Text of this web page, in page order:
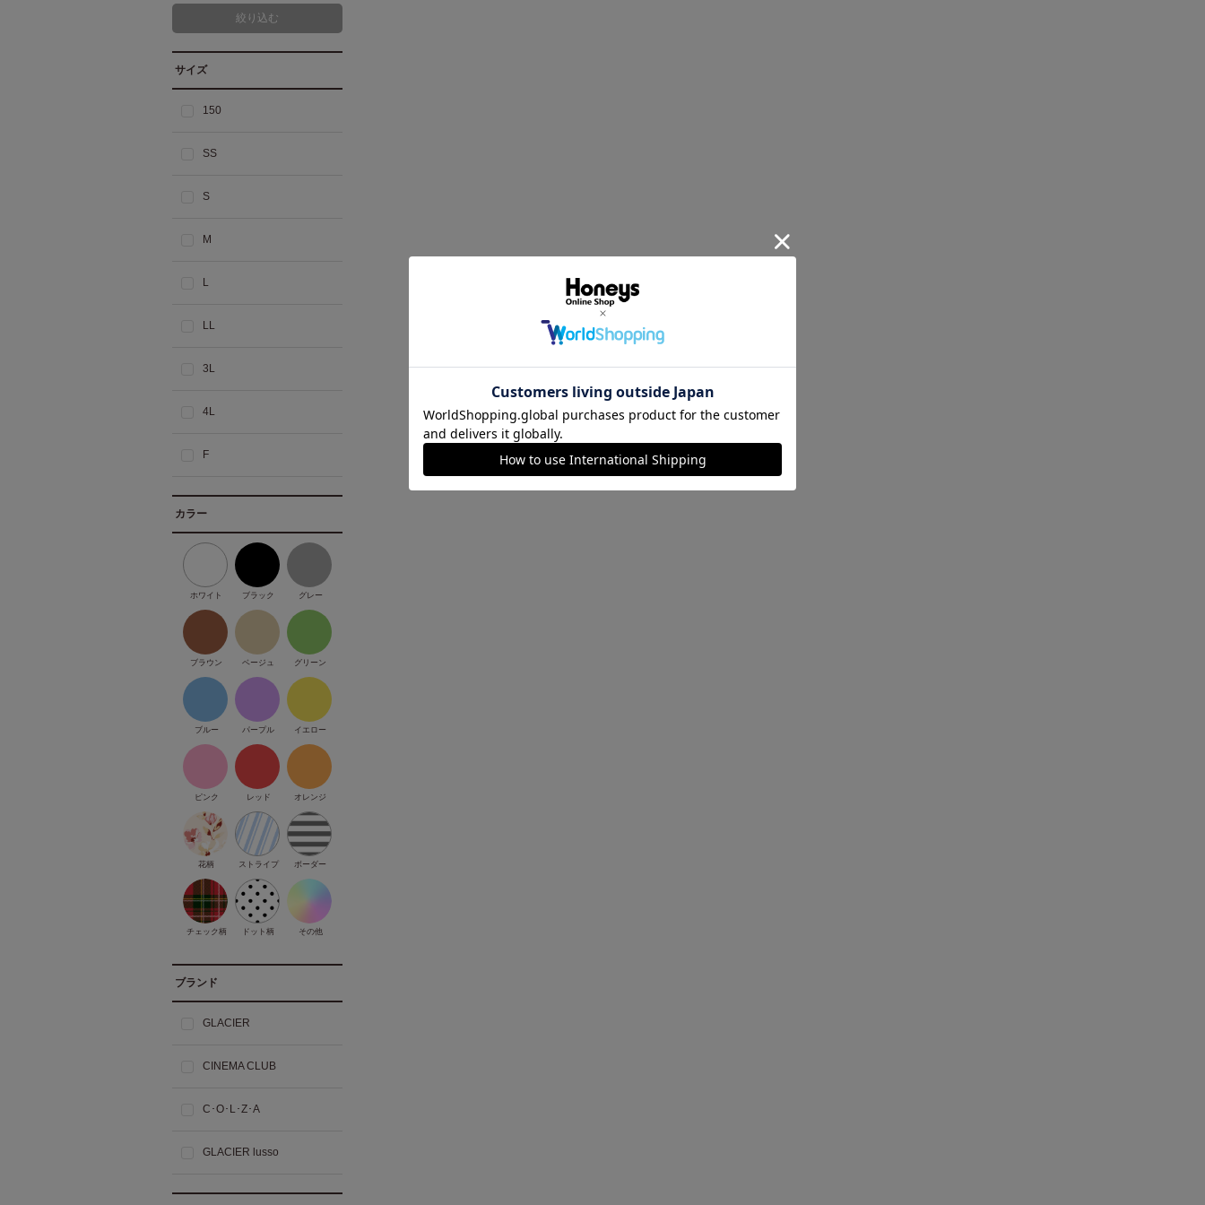
サイズ
150
SS
S
M
L
LL
3L
4L
F
カラー
ホワイト ブラック グレー
ブラウン ベージュ グリーン
ブルー パープル イエロー
ピンク レッド オレンジ
花柄 ストライプ ボーダー
チェック柄 ドット柄 その他
ブランド
GLACIER
CINEMA CLUB
C･O･L･Z･A
GLACIER lusso